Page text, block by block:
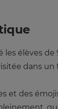
élèves de
dans
et des